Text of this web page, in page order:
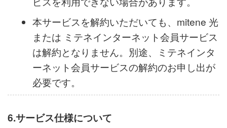
本サービスの廃止手続きが完了していない
場合、当社以外のインターネット接続サー
ビスを利用できない場合があります。
本サービスを解約いただいても、mitene 光
または ミテネインターネット会員サービス
は解約となりません。別途、ミテネインタ
必要です。